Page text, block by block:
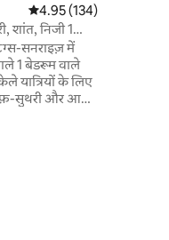
औसत रेटिंग 5 में से 4.95,
4.95 (134)
शांत, निजी 1
सनराइज़ में
1 बेडरूम वाले
यात्रियों के लिए
सुथरी और आराम